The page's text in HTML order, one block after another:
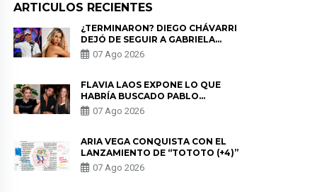
ARTICULOS RECIENTES
¿TERMINARON? DIEGO CHÁVARRI
DEJÓ DE SEGUIR A GABRIELA
HERRERA Y ANUNCIA SU SALIDA
DE PÓDCAST
07 Ago 2026
FLAVIA LAOS EXPONE LO QUE
HABRÍA BUSCADO PABLO
HEREDIA CON ALE FULLER: “UNA
DE LAS PARTES QUERÍA EL
07 Ago 2026
ARIA VEGA CONQUISTA CON EL
LANZAMIENTO DE “TOTOTO (+4)”
07 Ago 2026